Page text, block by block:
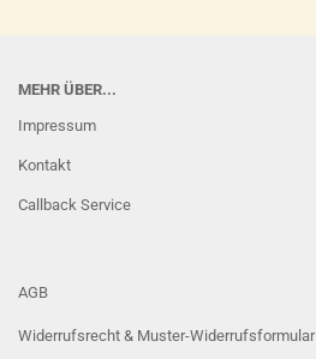
MEHR ÜBER...
Impressum
Kontakt
Callback Service
AGB
Widerrufsrecht & Muster-Widerrufsformular